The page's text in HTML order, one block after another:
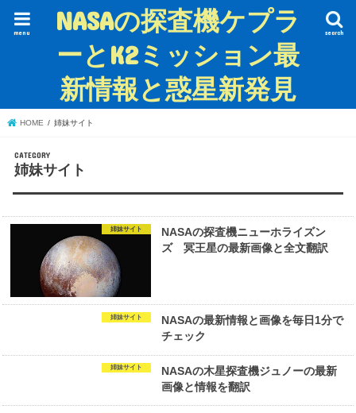
NASAの探査機ケプラ
ーとK2ミッション最
新情報と惑星新発見
search
menu
HOME 姉妹サイト
姉妹サイト
姉妹サイト
NASAの探査機ニューホライズン
ズ 冥王星の最新画像と全文翻訳
姉妹サイト
NASAの最新情報と画像を毎日1分で
チェック
姉妹サイト
NASAの木星探査機ジュノーの最新
画像と情報を翻訳